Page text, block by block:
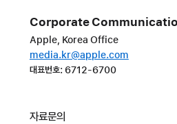
Corporate
Apple, Korea Office
media.kr@apple.com
대표번호: 6712-6700
자료문의